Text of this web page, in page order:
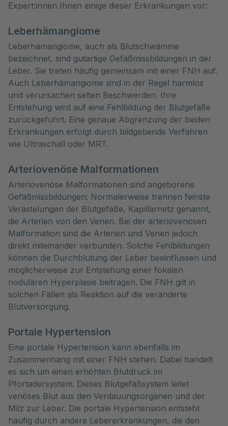
Expert:innen Ihnen einige dieser Erkrankungen vor:
Leberhämangiome
Leberhämangiome, auch als Blutschwämme
bezeichnet, sind gutartige Gefäßmissbildungen in der
Leber. Sie treten häufig gemeinsam mit einer FNH auf.
Auch Leberhämangiome sind in der Regel harmlos
und verursachen selten Beschwerden. Ihre
Entstehung wird auf eine Fehlbildung der Blutgefäße
zurückgeführt. Eine genaue Abgrenzung der beiden
Erkrankungen erfolgt durch bildgebende Verfahren
wie Ultraschall oder MRT.
Arteriovenöse Malformationen
Arteriovenöse Malformationen sind angeborene
Gefäßmissbildungen: Normalerweise trennen feinste
Verästelungen der Blutgefäße, Kapillarnetz genannt,
die Arterien von den Venen. Bei der arteriovenösen
Malformation sind die Arterien und Venen jedoch
direkt miteinander verbunden. Solche Fehlbildungen
können die Durchblutung der Leber beeinflussen und
möglicherweise zur Entstehung einer fokalen
nodulären Hyperplasie beitragen. Die FNH gilt in
solchen Fällen als Reaktion auf die veränderte
Blutversorgung.
Portale Hypertension
Eine portale Hypertension kann ebenfalls im
Zusammenhang mit einer FNH stehen. Dabei handelt
es sich um einen erhöhten Blutdruck im
Pfortadersystem. Dieses Blutgefäßsystem leitet
venöses Blut aus den Verdauungsorganen und der
Milz zur Leber. Die portale Hypertension entsteht
häufig durch andere Lebererkrankungen, die den